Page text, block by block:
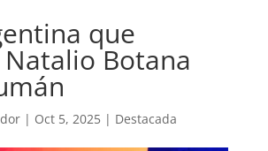
que
Botana
| Oct 5, 2025| Destacada